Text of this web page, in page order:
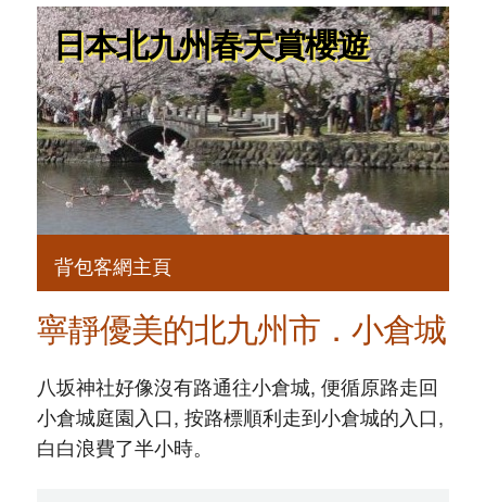
日本北九州春天賞櫻遊
背包客網主頁
寧靜優美的北九州市．小倉城
八坂神社好像沒有路通往小倉城, 便循原路走回
小倉城庭園入口, 按路標順利走到小倉城的入口,
白白浪費了半小時。